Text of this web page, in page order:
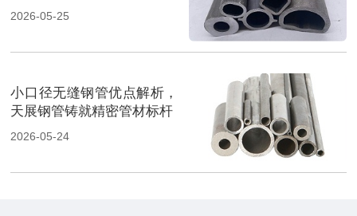
2026-05-25
小口径无缝钢管优点解析，
天展钢管铸就精密管材标杆
2026-05-24